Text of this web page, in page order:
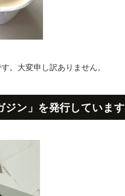
。大変申し訳ありません。
ジン」を発行しています